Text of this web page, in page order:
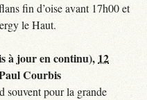
fin d’oise avant 17h00 et
le Haut.
à jour en continu), 12
Courbis
souvent pour la grande